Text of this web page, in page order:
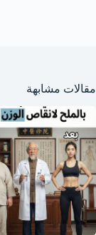
مقالات مشابهة